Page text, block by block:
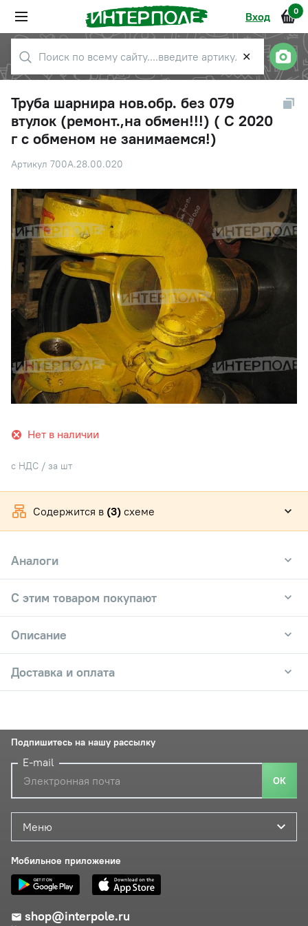
Вход 0
✕
Труба шарнира нов.обр. без 079
втулок (ремонт.,на обмен!!!) ( С 2020
г с обменом не занимаемся!)
Артикул 700А.28.00.020
Нет в наличии
с НДС / за шт
Содержится в (3) схеме
Аналоги
С этим товаром покупают
Описание
Доставка и оплата
Меню
Мобильное приложение
shop@interpole.ru
Подпишитесь на нашу рассылку
E-mail
ОК